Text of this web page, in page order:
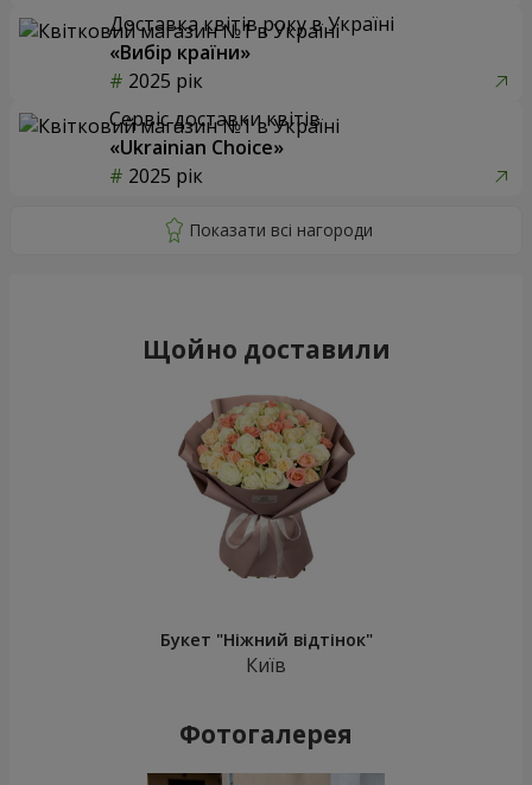
Доставка квітів року в Україні
«Вибір країни»
2025 рік
Сервіс доставки квітів
«Ukrainian Choice»
2025 рік
Щойно доставили
Букет "Ніжний відтінок"
Київ
Фотогалерея